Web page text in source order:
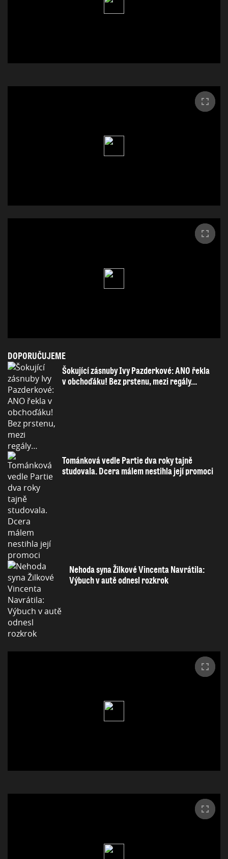
DOPORUČUJEME
Šokující zásnuby Ivy Pazderkové: ANO řekla
v obchoďáku! Bez prstenu, mezi regály…
Tománková vedle Partie dva roky tajně
studovala. Dcera málem nestihla její promoci
Nehoda syna Žilkové Vincenta Navrátila:
Výbuch v autě odnesl rozkrok